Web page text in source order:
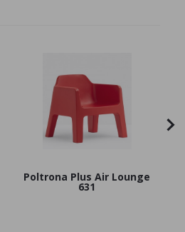
Poltrona Plus Air Lounge
631